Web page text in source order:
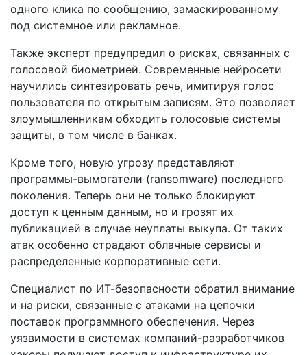
одного клика по сообщению, замаскированному
под системное или рекламное.
Также эксперт предупредил о рисках, связанных с
голосовой биометрией. Современные нейросети
научились синтезировать речь, имитируя голос
пользователя по открытым записям. Это позволяет
злоумышленникам обходить голосовые системы
защиты, в том числе в банках.
Кроме того, новую угрозу представляют
программы-вымогатели (ransomware) последнего
поколения. Теперь они не только блокируют
доступ к ценным данным, но и грозят их
публикацией в случае неуплаты выкупа. От таких
атак особенно страдают облачные сервисы и
распределенные корпоративные сети.
Специалист по ИТ-безопасности обратил внимание
и на риски, связанные с атаками на цепочки
поставок программного обеспечения. Через
уязвимости в системах компаний-разработчиков